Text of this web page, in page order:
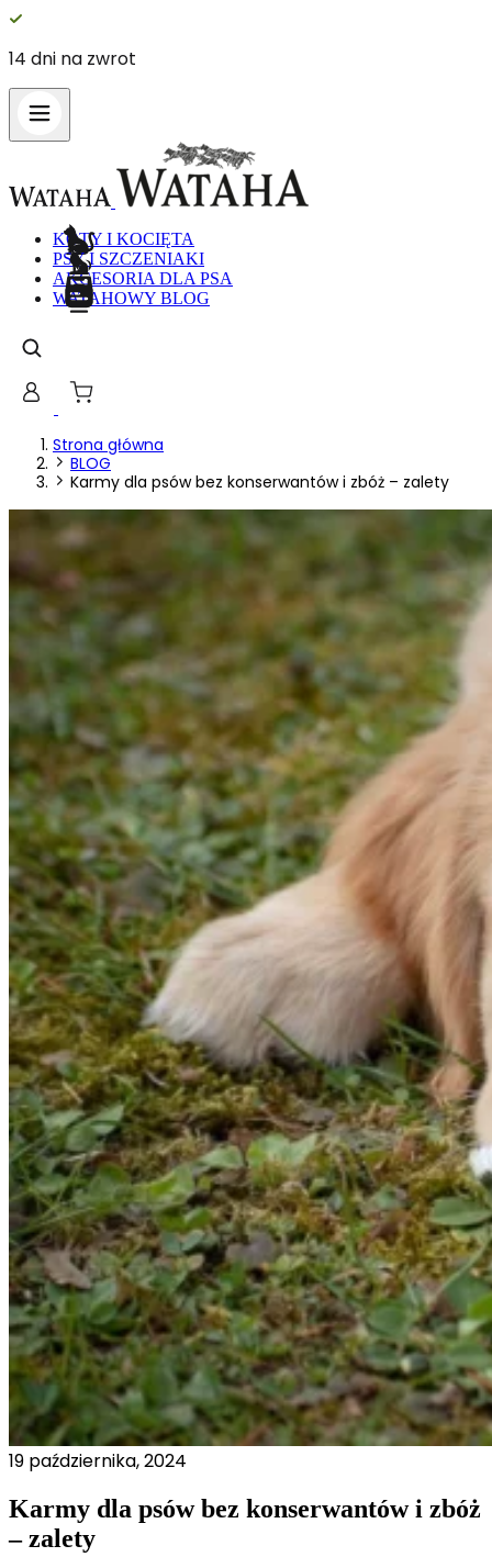
14 dni na zwrot
KOTY I KOCIĘTA
PSY I SZCZENIAKI
AKCESORIA DLA PSA
WATAHOWY BLOG
Strona główna
BLOG
Karmy dla psów bez konserwantów i zbóż – zalety
19 października, 2024
Karmy dla psów bez konserwantów i zbóż
– zalety
Statystyczne pliki cookie
gromadząc i zgłaszając
Marketing
Marketingowe pliki cookie
istotne i interesujące dla
Nieklasyfikowane
Nieklasyfikowane pliki cookie, to